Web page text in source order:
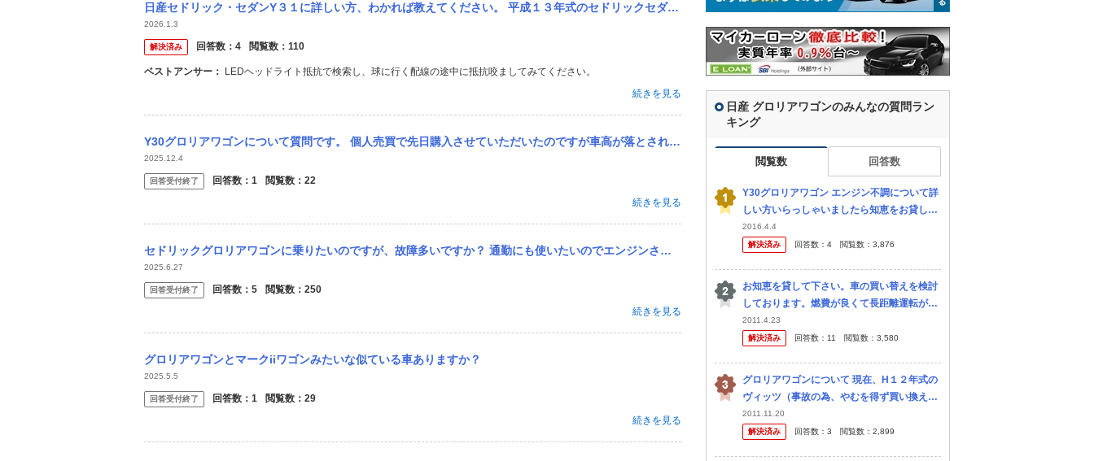
日産セドリック・セダンY３１に詳しい方、わかれば教えてください。 平成１３年式のセドリックセダンSuperCustom、５MT所有です。 このたびヘッドライトをLEDにしたところ、少々挙動がお...
2026.1.3
解決済み 回答数： 4 閲覧数： 110
ベストアンサー：
LEDヘッドライト抵抗で検索し、球に行く配線の途中に抵抗咬ましてみてください。
続きを見る
Y30グロリアワゴンについて質問です。 個人売買で先日購入させていただいたのですが車高が落とされすぎていて擦ってしまうので少し車高を上げたいと思っています。 純正より20mmくらいダウンにしたい...
2025.12.4
回答受付終了 回答数： 1 閲覧数： 22
続きを見る
セドリックグロリアワゴンに乗りたいのですが、故障多いですか？ 通勤にも使いたいのでエンジンさえ壊れずに動いてくれれば他の故障はそこまで気にしません。 旧車は壊れる物と理解はしています。 そんな...
2025.6.27
回答受付終了 回答数： 5 閲覧数： 250
続きを見る
グロリアワゴンとマークiiワゴンみたいな似ている車ありますか？
2025.5.5
回答受付終了 回答数： 1 閲覧数： 29
続きを見る
日産 グロリアワゴンのみんなの質問ラン
キング
閲覧数 回答数
Y30グロリアワゴン エンジン不調について詳
しい方いらっしゃいましたら知恵をお貸し下
さい。 車両詳細 ・11年式 グロリアワゴン ・
AT ・18万キロ ・エンジンVG20 交換済み部
2016.4.4
解決済み
回答数： 4 閲覧数： 3,876
お知恵を貸して下さい。車の買い替えを検討
しております。燃費が良くて長距離運転が
楽。経済的で故障の少ない。でも乗ってて楽
しい車。そんな理想な車はあるんでしょう
2011.4.23
解決済み
回答数： 11 閲覧数： 3,580
グロリアワゴンについて 現在、H１２年式の
ヴィッツ（事故の為、やむを得ず買い換えた
車です）に乗っている若者です。最近、イン
ターネットの中古車情報や本屋さんの車関連
2011.11.20
解決済み
回答数： 3 閲覧数： 2,899